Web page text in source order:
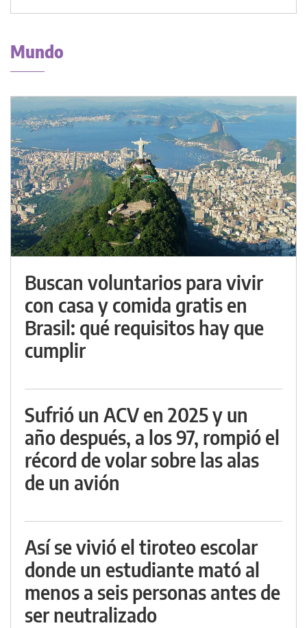
Mundo
Buscan voluntarios para vivir
con casa y comida gratis en
Brasil: qué requisitos hay que
cumplir
Sufrió un ACV en 2025 y un
año después, a los 97, rompió el
récord de volar sobre las alas
de un avión
Así se vivió el tiroteo escolar
donde un estudiante mató al
menos a seis personas antes de
ser neutralizado